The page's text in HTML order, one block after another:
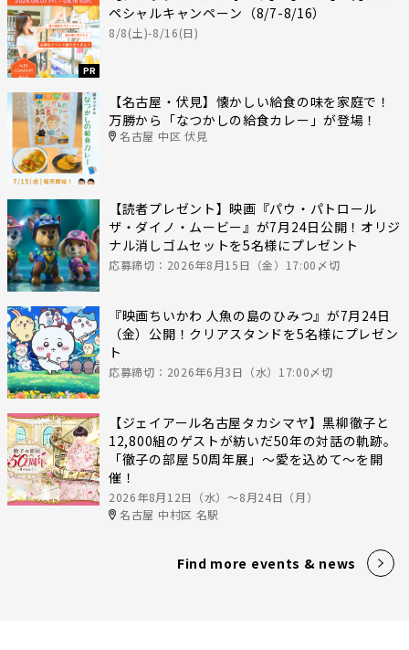
PR
ペシャルキャンペーン（8/7-8/16）
8/8(土)-8/16(日)
【名古屋・伏見】懐かしい給食の味を家庭で！
万勝から「なつかしの給食カレー」が登場！
名古屋 中区 伏見
【読者プレゼント】映画『パウ・パトロール
ザ・ダイノ・ムービー』が7月24日公開！オリジ
ナル消しゴムセットを5名様にプレゼント
応募締切：2026年8月15日（金）17:00〆切
『映画ちいかわ 人魚の島のひみつ』が7月24日
（金）公開！クリアスタンドを5名様にプレゼン
ト
応募締切：2026年6月3日（水）17:00〆切
【ジェイアール名古屋タカシマヤ】黒柳徹子と
12,800組のゲストが紡いだ50年の対話の軌跡。
「徹子の部屋 50周年展」～愛を込めて～を開
催！
2026年8月12日（水）〜8月24日（月）
名古屋 中村区 名駅
Find more events & news